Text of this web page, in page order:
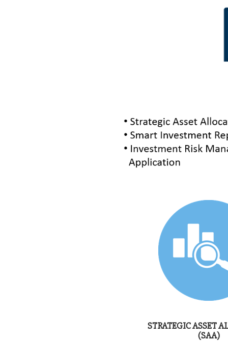
STRATEGIC ASSET
(SAA)